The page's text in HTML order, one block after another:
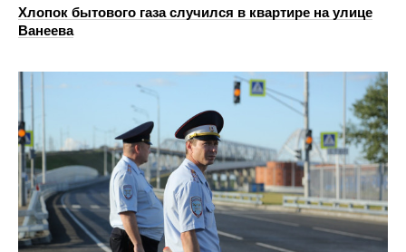
Хлопок бытового газа случился в квартире на улице
Ванеева